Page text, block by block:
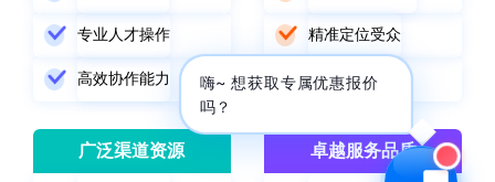
专业人才操作
高效协作能力
精准定位受众
数据驱动优化
广泛渠道资源 卓越服务品质
嗨~ 想获取专属优惠报价
吗？
📢 信息流 ✏️ 其他
咨询内容